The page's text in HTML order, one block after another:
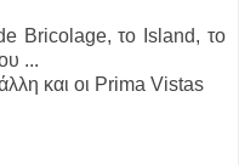
Bricolage, το Island, το
...
και οι Prima Vistas